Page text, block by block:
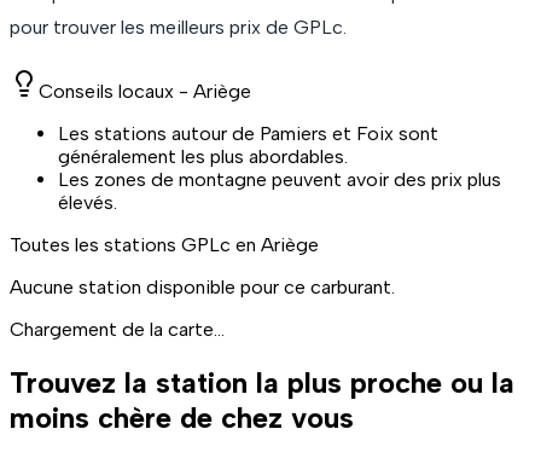
pour trouver les meilleurs prix de GPLc.
Conseils locaux - Ariège
Les stations autour de Pamiers et Foix sont
généralement les plus abordables.
Les zones de montagne peuvent avoir des prix plus
élevés.
Toutes les stations GPLc en Ariège
Aucune station disponible pour ce carburant.
Chargement de la carte...
Trouvez la station la plus proche ou la
moins chère de chez vous